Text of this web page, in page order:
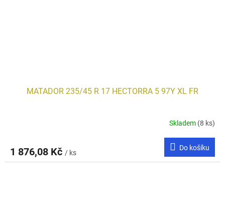
MATADOR 235/45 R 17 HECTORRA 5 97Y XL FR
Skladem (8 ks)
1 876,08 Kč / ks
Do košíku